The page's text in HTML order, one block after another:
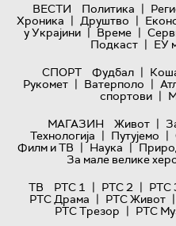
ВЕСТИ Политика |
Хроника | Друштво |
у Украјини | Време |
Подкаст | ЕУ
СПОРТ
Фудбал |
Рукомет | Ватерполо |
спортови |
МАГАЗИН
Живот |
Технологијa | Путујемо |
Филм и ТВ | Наука |
За мале велике
ТВ
РТС 1 | РТС 2 | РТС
РТС Драма | РТС Живот |
РТС Трезор | РТС